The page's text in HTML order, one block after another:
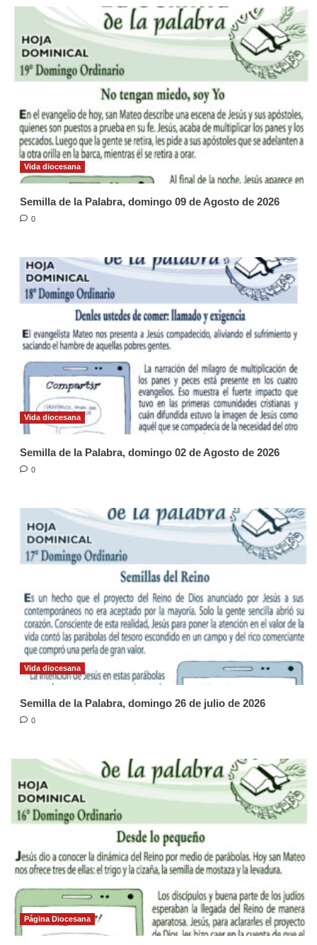
Vida diocesana
Semilla de la Palabra, domingo 09 de Agosto de 2026
0
Vida diocesana
Semilla de la Palabra, domingo 02 de Agosto de 2026
0
Vida diocesana
Semilla de la Palabra, domingo 26 de julio de 2026
0
Página Diocesana